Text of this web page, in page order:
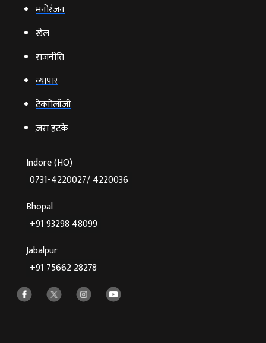
मनोरंजन
खेल
राजनीति
व्‍यापार
टेक्‍नोलॉजी
ज़रा हटके
Indore (HO)
0731-4220027/ 4220036
Bhopal
+91 93298 48099
Jabalpur
+91 75662 28278